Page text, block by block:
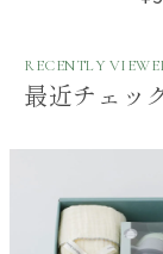
RECENTLY
最近チェッ